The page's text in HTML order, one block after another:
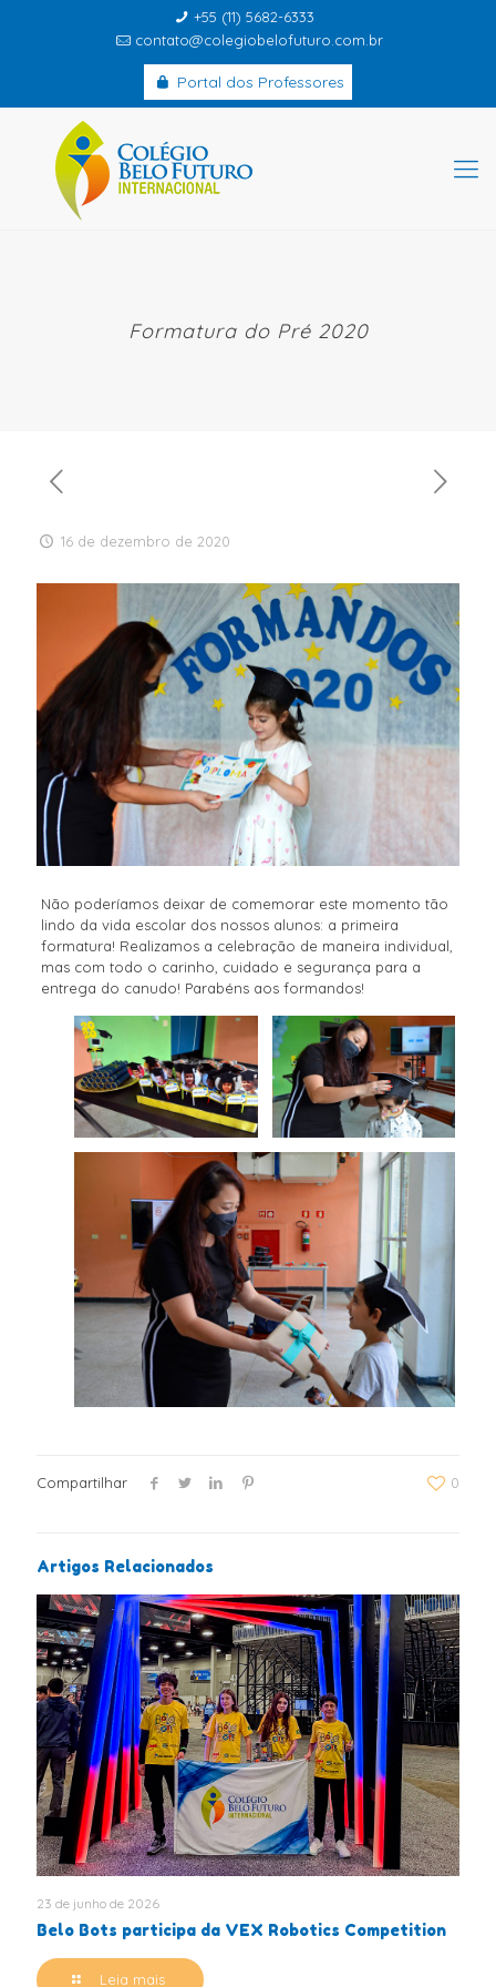
+55 (11) 5682-6333
contato@colegiobelofuturo.com.br
Portal dos Professores
Formatura do Pré 2020
16 de dezembro de 2020
Não poderíamos deixar de comemorar este momento tão
lindo da vida escolar dos nossos alunos: a primeira
formatura! Realizamos a celebração de maneira individual,
mas com todo o carinho, cuidado e segurança para a
entrega do canudo! Parabéns aos formandos!
Compartilhar 0
Artigos Relacionados
23 de junho de 2026
Belo Bots participa da VEX Robotics Competition
Leia mais